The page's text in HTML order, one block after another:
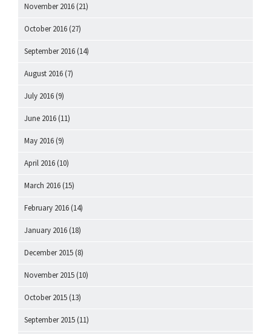
November 2016 (21)
October 2016 (27)
September 2016 (14)
August 2016 (7)
July 2016 (9)
June 2016 (11)
May 2016 (9)
April 2016 (10)
March 2016 (15)
February 2016 (14)
January 2016 (18)
December 2015 (8)
November 2015 (10)
October 2015 (13)
September 2015 (11)